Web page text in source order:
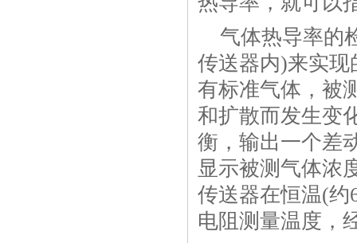
气体热导率的
传送器内)来实
有标准气体，被
和扩散而发生变
衡，输出一个差
显示被测气体浓
传送器在恒温(约
电阻测量温度，